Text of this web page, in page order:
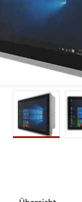
Funk-Gateway
Öl und
Robustes
Robuster
ATEX-Panel-